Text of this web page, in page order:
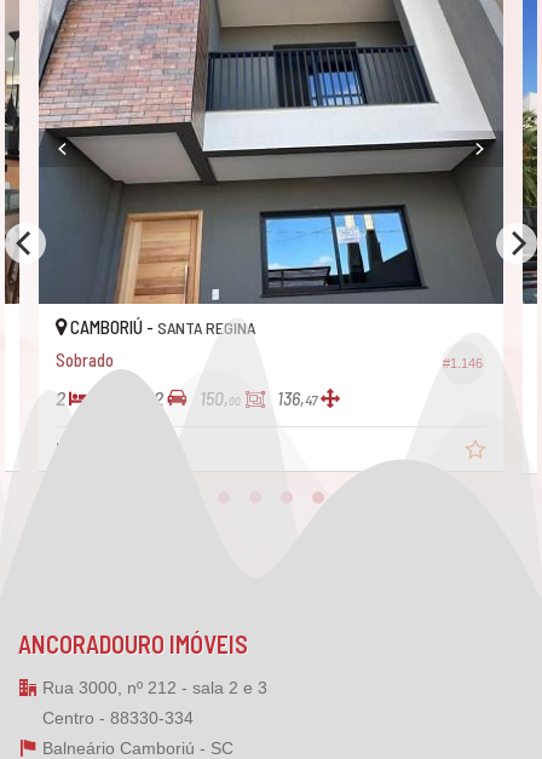
#1.146
CAMBORIÚ -SANTA REGINA
Sobrado
2 2 150, 00 136,47
R$ 879.990,
ANCORADOURO IMÓVEIS
Rua 3000, nº 212 - sala 2 e 3
Centro - 88330-334
Balneário Camboriú - SC